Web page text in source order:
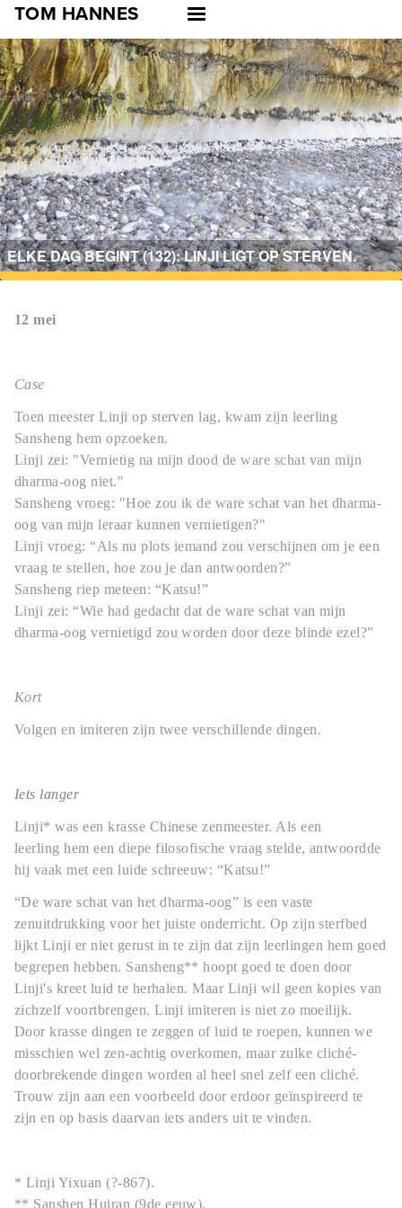
Skip
main
navigation
TOM HANNES
ELKE DAG BEGINT (132): LINJI LIGT OP STERVEN.
12 mei
Case
Toen meester Linji op sterven lag, kwam zijn leerling
Sanshenghem opzoeken.
Linji zei: "Vernietig na mijn dood de ware schat van mijn
dharma-oog niet."
Sansheng vroeg: "Hoe zou ik de ware schat van het dharma-
oog van mijn leraar kunnen vernietigen?"
Linji vroeg: “Als nu plots iemand zou verschijnen om je een
vraag te stellen, hoe zou je dan antwoorden?”
Sansheng riep meteen: “Katsu!”
Linji zei: “Wie had gedacht dat de ware schat van mijn
dharma-oog vernietigd zou worden door deze blinde ezel?”
Kort
Volgen en imiteren zijn twee verschillende dingen.
Iets langer
Linji* was een krasse Chinese zenmeester. Als een
leerling hem een diepe filosofische vraag stelde, antwoordde
hij vaak met een luide schreeuw: “Katsu!”
“De ware schat van het dharma-oog” is een vaste
zenuitdrukking voor het juiste onderricht. Op zijn sterfbed
lijkt Linji er niet gerust in te zijn dat zijn leerlingen hem goed
begrepen hebben. Sansheng** hoopt goed te doen door
Linji's kreet luid te herhalen. Maar Linji wil geen kopies van
zichzelf voortbrengen. Linji imiteren is niet zo moeilijk.
Door krasse dingen te zeggen of luid te roepen, kunnen we
misschien wel zen-achtig overkomen, maar zulke cliché-
doorbrekende dingen worden al heel snel zelf een cliché.
Trouw zijn aan een voorbeeld door erdoor geïnspireerd te
zijn en op basis daarvan iets anders uit te vinden.
* Linji Yixuan (?-867).
** Sanshen Huiran (9de eeuw).